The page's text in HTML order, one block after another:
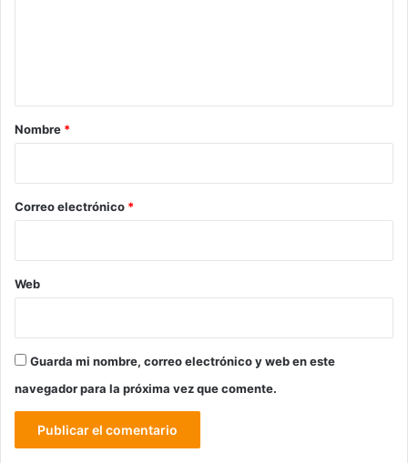
r
*
Nombre *
Correo electrónico *
Web
Guarda mi nombre, correo electrónico y web en este
navegador para la próxima vez que comente.